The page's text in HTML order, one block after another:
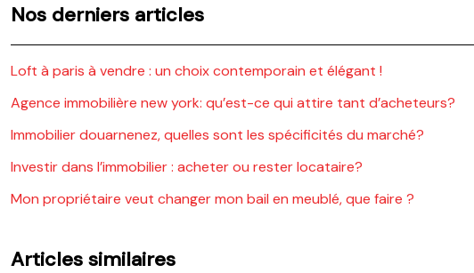
Nos derniers articles
Loft à paris à vendre : un choix contemporain et élégant !
Agence immobilière new york: qu’est-ce qui attire tant d’acheteurs?
Immobilier douarnenez, quelles sont les spécificités du marché?
Investir dans l’immobilier : acheter ou rester locataire?
Mon propriétaire veut changer mon bail en meublé, que faire ?
Articles similaires